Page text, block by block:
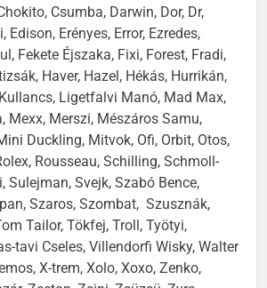
Csumba, Darwin, Dor, Dr,
Erényes, Error, Ezredes,
Fekete Éjszaka, Fixi, Forest, Fradi,
Haver, Hazel, Hékás, Hurrikán,
Ligetfalvi Manó, Mad Max,
Mexx, Merszi, Mészáros Samu,
Duckling, Mitvok, Ofi, Orbit, Otos,
Rousseau, Schilling, Schmoll-
Sulejman, Svejk, Szabó Bence,
Szaros, Szombat, Szusznák,
Tailor, Tökfej, Troll, Työtyi,
tavi Cseles, Villendorfi Wisky, Walter
X-trem, Xolo, Xoxo, Zenko,